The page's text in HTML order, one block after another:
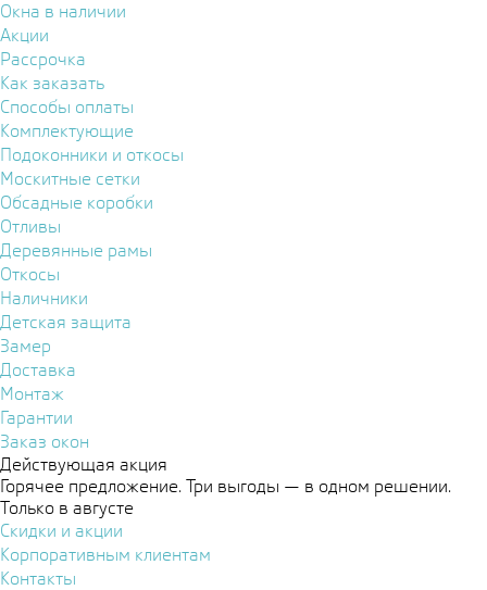
Окна в наличии
Акции
Рассрочка
Как заказать
Способы оплаты
Комплектующие
Подоконники и откосы
Москитные сетки
Обсадные коробки
Отливы
Деревянные рамы
Откосы
Наличники
Детская защита
Замер
Доставка
Монтаж
Гарантии
Заказ окон
Действующая акция
Горячее предложение. Три выгоды — в одном решении.
Только в августе
Скидки и акции
Корпоративным клиентам
Контакты